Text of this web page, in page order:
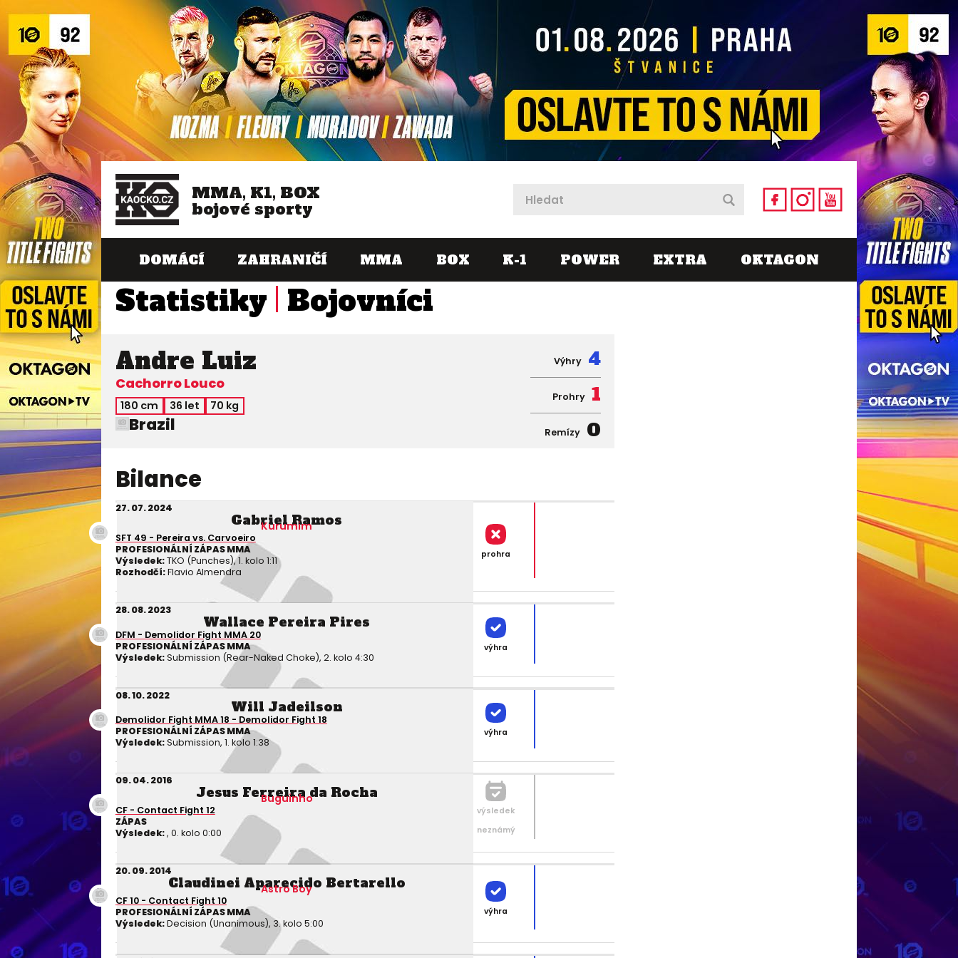
MMA, K1, BOX
bojové sporty
DOMÁCÍ ZAHRANIČÍ MMA BOX K-1 POWER EXTRA OKTAGON
Statistiky Bojovníci
Andre Luiz
Cachorro Louco
180 cm 36 let 70 kg
Brazil
Výhry 4
Prohry 1
Remízy 0
Bilance
27. 07. 2024
Gabriel Ramos
Kurumim
SFT 49 - Pereira vs. Carvoeiro
PROFESIONÁLNÍ ZÁPAS MMA
Výsledek:TKO (Punches), 1. kolo 1:11
Rozhodčí:Flavio Almendra
prohra
28. 08. 2023
Wallace Pereira Pires
DFM - Demolidor Fight MMA 20
PROFESIONÁLNÍ ZÁPAS MMA
Výsledek:Submission (Rear-Naked Choke), 2. kolo 4:30
výhra
08. 10. 2022
Will Jadeilson
Demolidor Fight MMA 18 - Demolidor Fight 18
PROFESIONÁLNÍ ZÁPAS MMA
Výsledek:Submission, 1. kolo 1:38
výhra
09. 04. 2016
Jesus Ferreira da Rocha
Buguinho
CF - Contact Fight 12
ZÁPAS
Výsledek:, 0. kolo 0:00
výsledek
neznámý
20. 09. 2014
Claudinei Aparecido Bertarello
Astro Boy
CF 10 - Contact Fight 10
PROFESIONÁLNÍ ZÁPAS MMA
Výsledek:Decision (Unanimous), 3. kolo 5:00
výhra